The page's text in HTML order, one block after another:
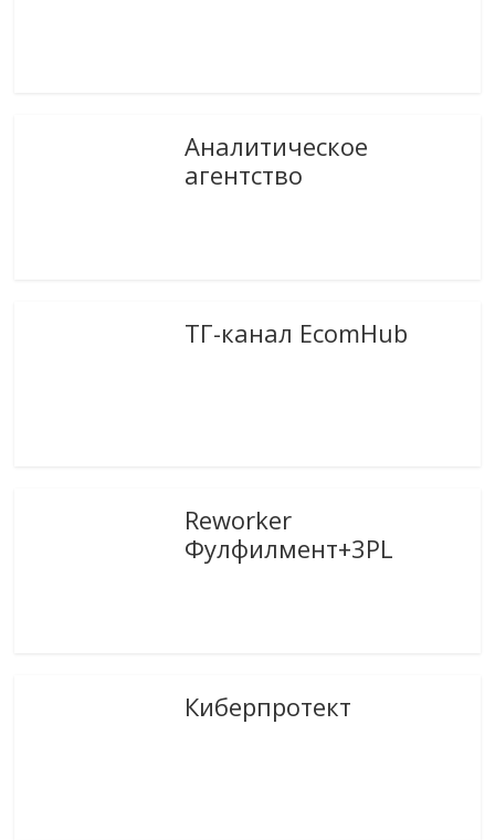
Аналитическое
агентство
ТГ-канал EcomHub
Reworker
Фулфилмент+3PL
Киберпротект